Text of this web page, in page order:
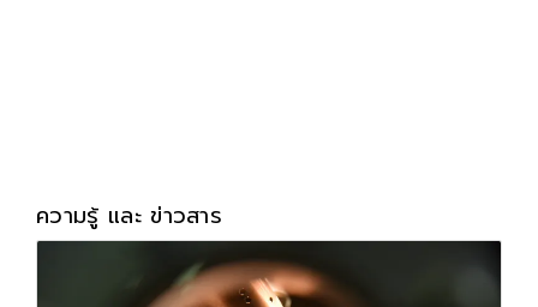
ความรู้ และ ข่าวสาร